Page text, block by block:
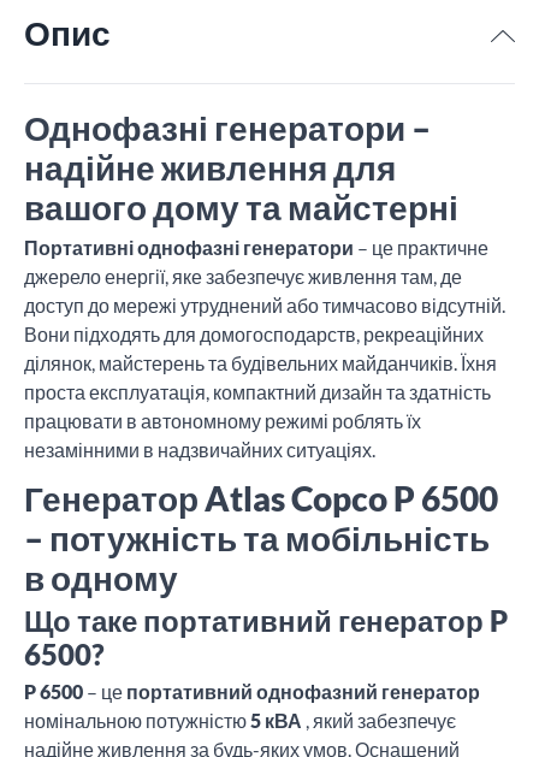
Опис
Однофазні генератори –
надійне живлення для
вашого дому та майстерні
Портативні однофазні генератори – це практичне
джерело енергії, яке забезпечує живлення там, де
доступ до мережі утруднений або тимчасово відсутній.
Вони підходять для домогосподарств, рекреаційних
ділянок, майстерень та будівельних майданчиків. Їхня
проста експлуатація, компактний дизайн та здатність
працювати в автономному режимі роблять їх
незамінними в надзвичайних ситуаціях.
Генератор Atlas Copco P 6500
– потужність та мобільність
в одному
Що таке портативний генератор P
6500?
P 6500 – це портативний однофазний генератор
номінальною потужністю5 кВА , який забезпечує
надійне живлення за будь-яких умов. Оснащений